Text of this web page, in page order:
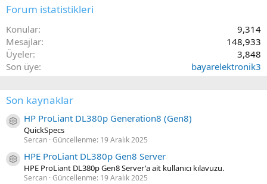
Forum istatistikleri
Konular
9,314
Mesajlar
148,933
Üyeler
3,848
Son üye
bayarelektronik3
Son kaynaklar
Kaynak ikon/amblem
HP ProLiant DL380p Generation8 (Gen8)
QuickSpecs
Sercan Güncellenme: 19 Aralık 2025
Kaynak ikon/amblem
HPE ProLiant DL380p Gen8 Server
HPE ProLiant DL380p Gen8 Server'a ait kullanıcı kılavuzu.
Sercan Güncellenme: 19 Aralık 2025